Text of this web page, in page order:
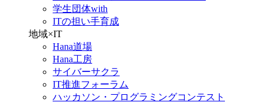
学生団体with
ITの担い手育成
地域×IT
Hana道場
Hana工房
サイバーサクラ
IT推進フォーラム
ハッカソン・プログラミングコンテスト